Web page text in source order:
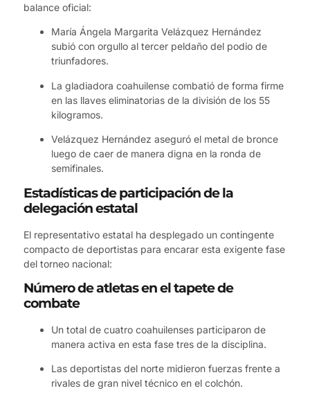
balance oficial:
María Ángela Margarita Velázquez Hernández
subió con orgullo al tercer peldaño del podio de
triunfadores.
La gladiadora coahuilense combatió de forma firme
en las llaves eliminatorias de la división de los 55
kilogramos.
Velázquez Hernández aseguró el metal de bronce
luego de caer de manera digna en la ronda de
semifinales.
Estadísticas de participación de la
delegación estatal
El representativo estatal ha desplegado un contingente
compacto de deportistas para encarar esta exigente fase
del torneo nacional:
Número de atletas en el tapete de
combate
Un total de cuatro coahuilenses participaron de
manera activa en esta fase tres de la disciplina.
Las deportistas del norte midieron fuerzas frente a
rivales de gran nivel técnico en el colchón.